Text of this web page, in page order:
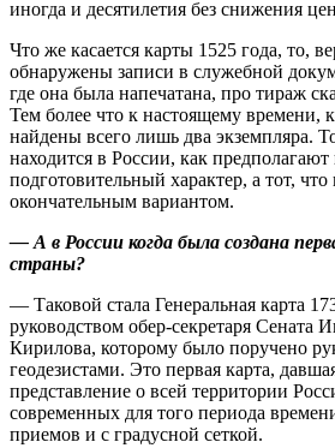
иногда и десятилетия без снижения
Что же касается карты 1525 года, то,
обнаружены записи в служебной
где она была напечатана, про тираж
Тем более что к настоящему времени,
найдены всего лишь два экземпляра.
находится в России, как
подготовительный характер, а тот,
окончательным вариантом.
— А в России когда была соз­дана
страны?
— Таковой стала Генеральная карта
руководством обер-секретаря Сената
Кирилова, которому было поручено
геодезистами. Это первая карта,
представление о всей территории
современных для того периода
приемов и с градусной сеткой.